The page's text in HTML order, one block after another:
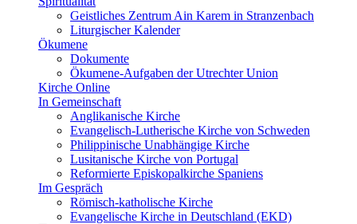
Geistliches Zentrum Ain Karem in Stranzenbach
Liturgischer Kalender
Ökumene
Dokumente
Ökumene-Aufgaben der Utrechter Union
Kirche Online
In Gemeinschaft
Anglikanische Kirche
Evangelisch-Lutherische Kirche von Schweden
Philippinische Unabhängige Kirche
Lusitanische Kirche von Portugal
Reformierte Episkopalkirche Spaniens
Im Gespräch
Römisch-katholische Kirche
Evangelische Kirche in Deutschland (EKD)